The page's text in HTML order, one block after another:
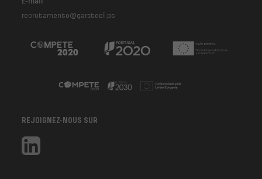
recrutamento@garsteel.pt
REJOIGNEZ-NOUS SUR